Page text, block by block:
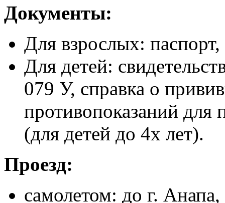
Документы:
Для взрослых:
Для детей:
079 У, справка о
противопоказаний для
(для детей до 4х лет).
Проезд:
самолетом: до г.